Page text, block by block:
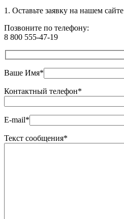
1. Оставьте заявку на нашем сайте
Позвоните по телефону:
8 800 555-47-19
Ваше Имя*
Контактный телефон*
E-mail*
Текст сообщения*